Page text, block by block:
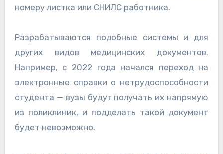
номеру листка или СНИЛС работника.
Разрабатываются подобные системы и для
других видов медицинских документов.
Например, с 2022 года начался переход на
электронные справки о нетрудоспособности
студента — вузы будут получать их напрямую
из поликлиник, и подделать такой документ
будет невозможно.